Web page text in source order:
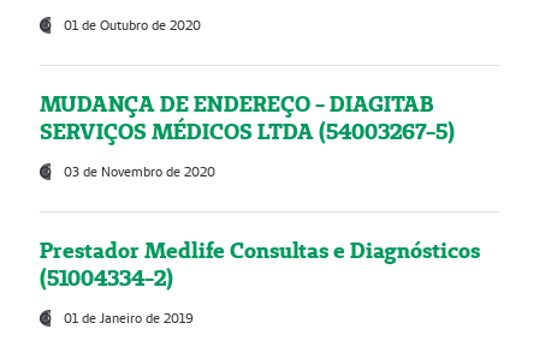
01 de Outubro de 2020
MUDANÇA DE ENDEREÇO - DIAGITAB
SERVIÇOS MÉDICOS LTDA (54003267-5)
03 de Novembro de 2020
Prestador Medlife Consultas e Diagnósticos
(51004334-2)
01 de Janeiro de 2019